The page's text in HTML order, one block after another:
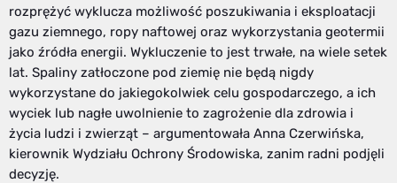
rozprężyć wyklucza możliwość poszukiwania i eksploatacji
gazu ziemnego, ropy naftowej oraz wykorzystania geotermii
jako źródła energii. Wykluczenie to jest trwałe, na wiele setek
lat. Spaliny zatłoczone pod ziemię nie będą nigdy
wykorzystane do jakiegokolwiek celu gospodarczego, a ich
wyciek lub nagłe uwolnienie to zagrożenie dla zdrowia i
życia ludzi i zwierząt – argumentowała Anna Czerwińska,
kierownik Wydziału Ochrony Środowiska, zanim radni podjęli
decyzję.